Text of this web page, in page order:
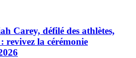
Carey, défilé des athlètes,
revivez la cérémonie